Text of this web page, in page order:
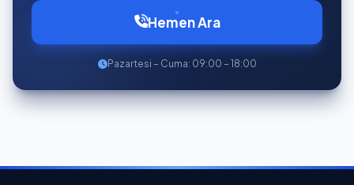
Hemen Ara
Pazartesi – Cuma: 09:00 – 18:00